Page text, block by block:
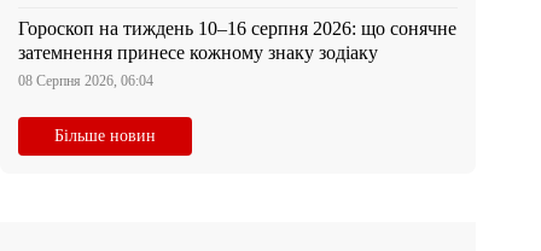
Гороскоп на тиждень 10–16 серпня 2026: що сонячне
затемнення принесе кожному знаку зодіаку
08 Серпня 2026, 06:04
Більше новин